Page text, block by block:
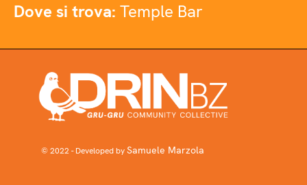
Dove si trova: Temple Bar
© 2022 - Developed bySamuele Marzola